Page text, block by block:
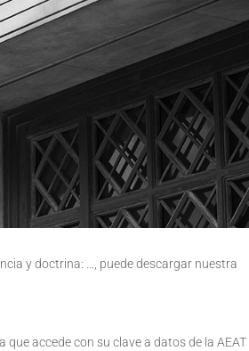
y doctrina: …, puede descargar nuestra
que accede con su clave a datos de la